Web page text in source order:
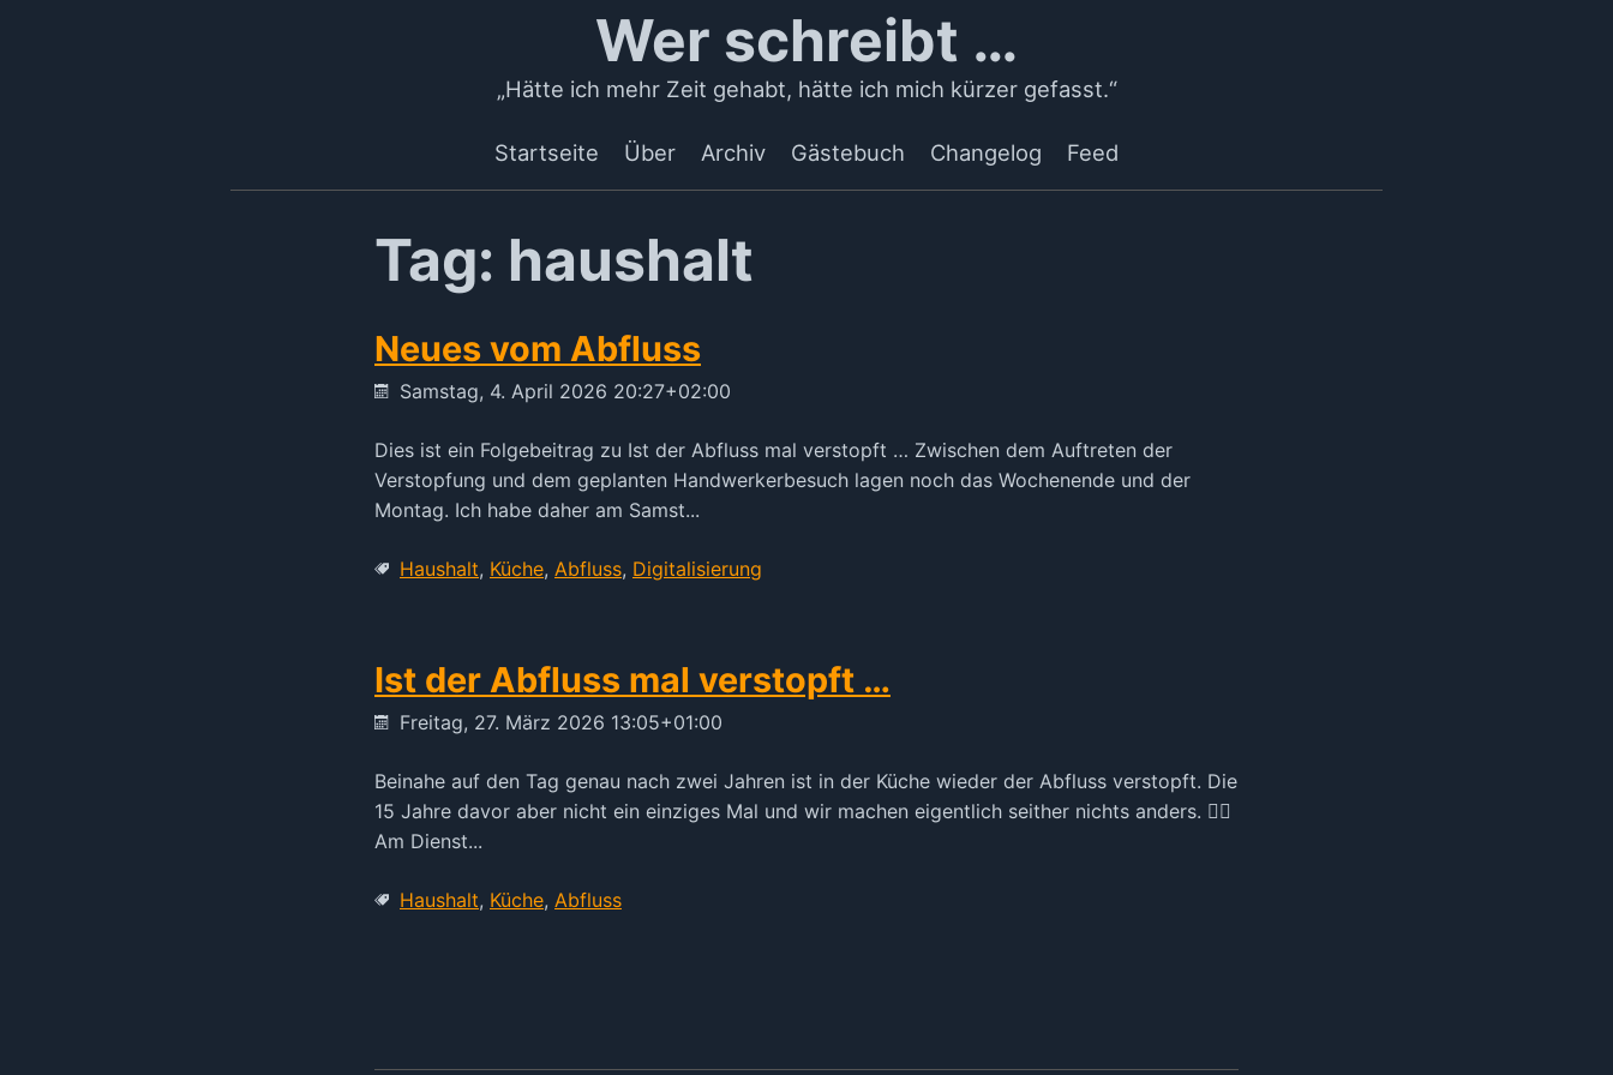
Wer schreibt …
„Hätte ich mehr Zeit gehabt, hätte ich mich kürzer gefasst.“
Startseite Über Archiv Gästebuch Changelog Feed
Tag: haushalt
Neues vom Abfluss
Samstag, 4. April 2026 20:27+02:00
Dies ist ein Folgebeitrag zu Ist der Abfluss mal verstopft … Zwischen dem Auftreten der
Verstopfung und dem geplanten Handwerkerbesuch lagen noch das Wochenende und der
Montag. Ich habe daher am Samst...
Haushalt, Küche, Abfluss, Digitalisierung
Ist der Abfluss mal verstopft …
Freitag, 27. März 2026 13:05+01:00
Beinahe auf den Tag genau nach zwei Jahren ist in der Küche wieder der Abfluss verstopft. Die
15 Jahre davor aber nicht ein einziges Mal und wir machen eigentlich seither nichts anders. 🤷‍♂️
Am Dienst...
Haushalt, Küche, Abfluss